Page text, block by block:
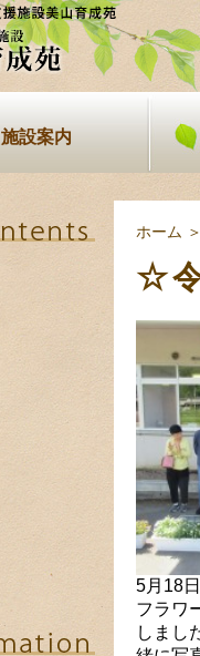
施設案内
ホーム
☆
5月18日
フラワ
しまし